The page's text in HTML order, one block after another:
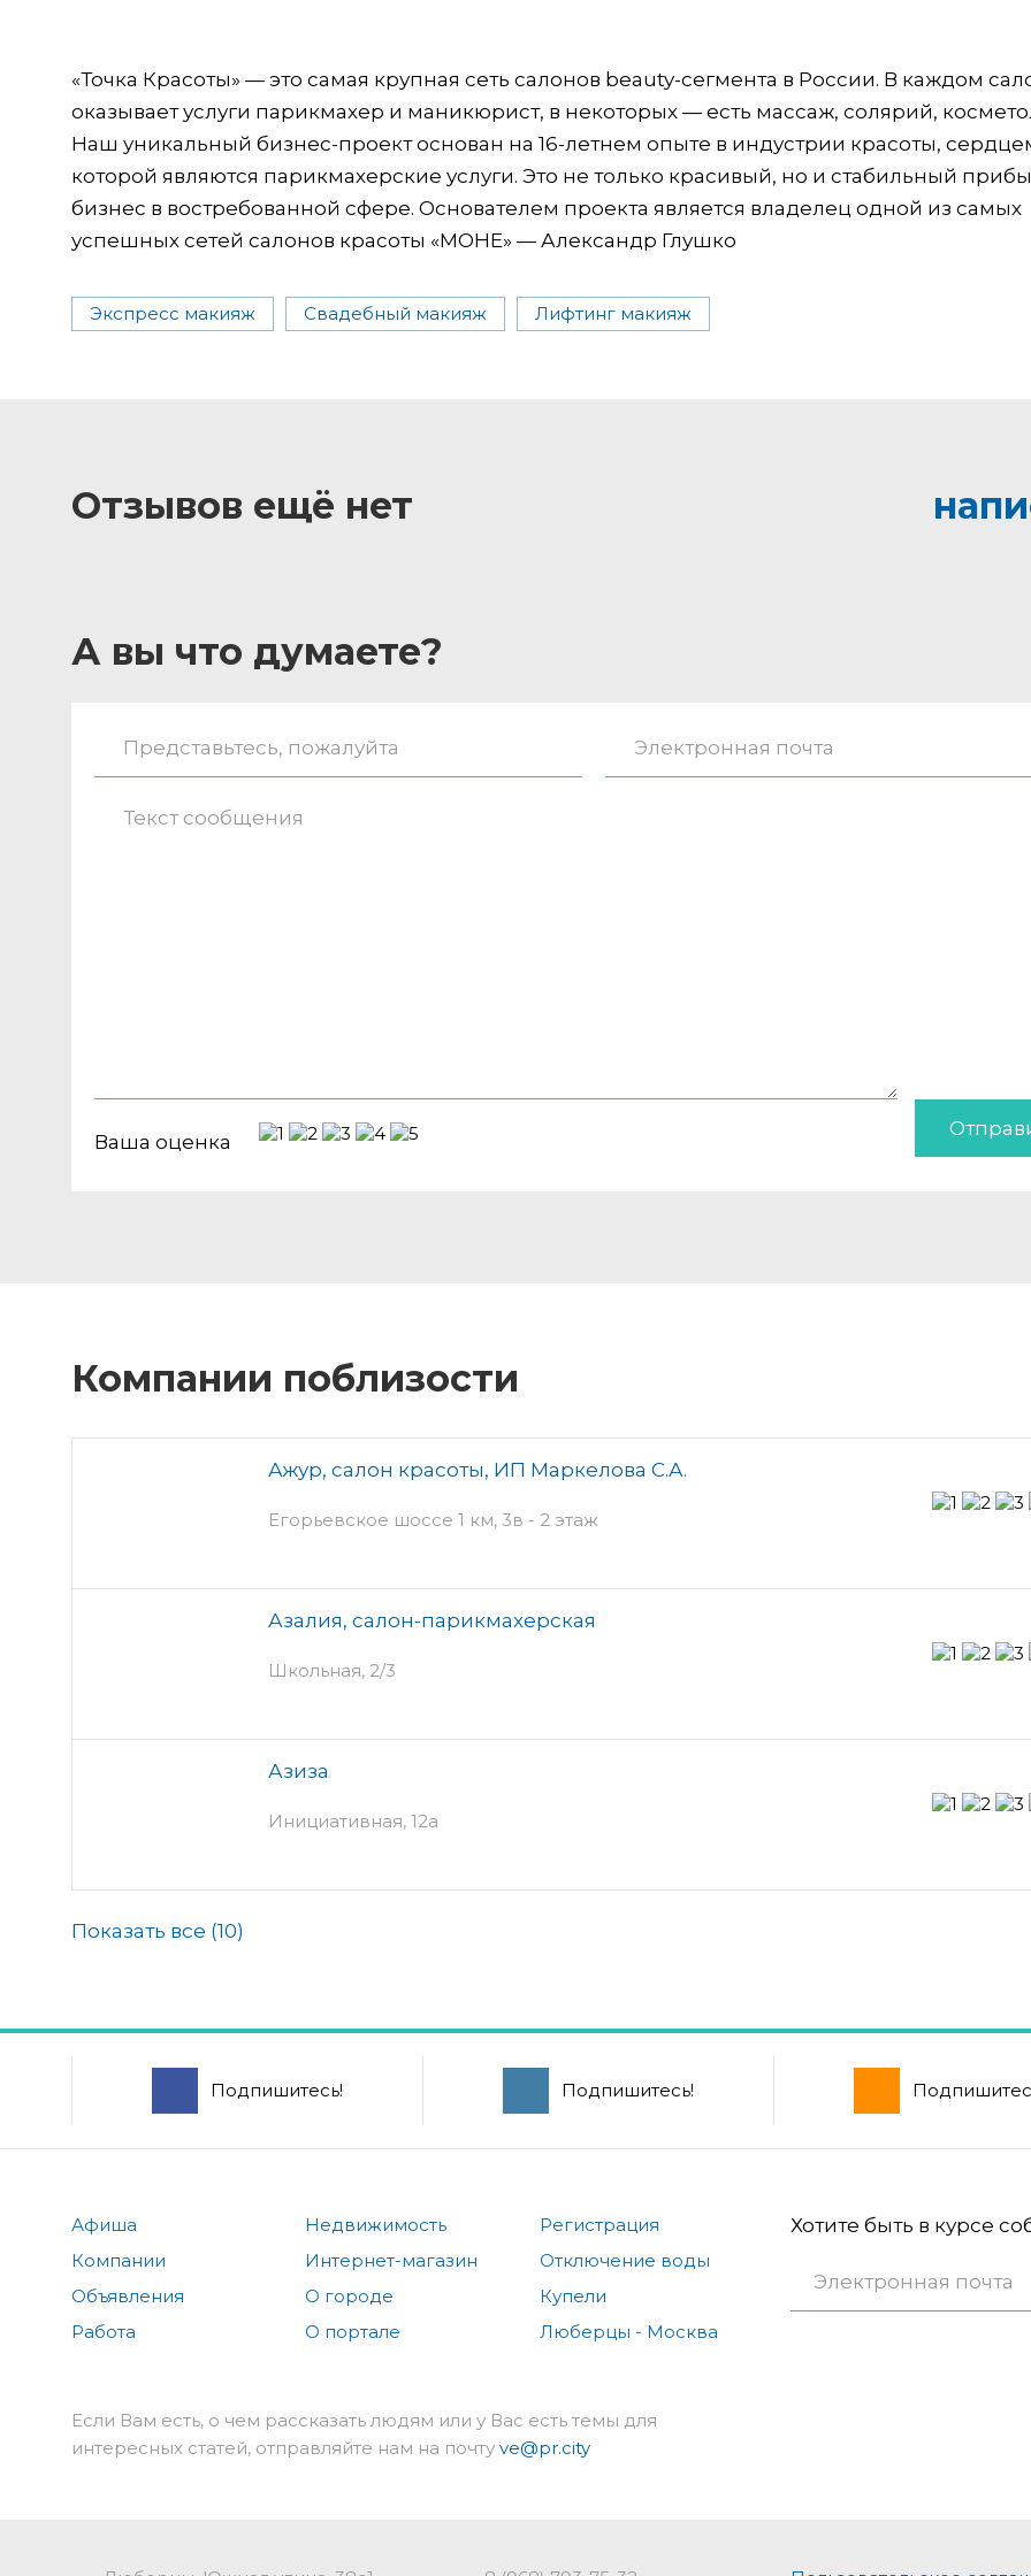
«Точка Красоты» — это самая крупная сеть салонов beauty-сегмента в России. В каждом
оказывает услуги парикмахер и маникюрист, в некоторых — есть массаж, солярий,
Наш уникальный бизнес-проект основан на 16-летнем опыте в индустрии красоты,
которой являются парикмахерские услуги. Это не только красивый, но и стабильный
бизнес в востребованной сфере. Основателем проекта является владелец одной из самых
успешных сетей салонов красоты «МOHE» — Александр Глушко
Экспресс макияж Свадебный макияж Лифтинг макияж
Отзывов ещё нет
А вы что думаете?
Ваша оценка
Компании поблизости
Ажур, салон красоты, ИП Маркелова С.А.
Егорьевское шоссе 1 км, 3в - 2 этаж
Азалия, салон-парикмахерская
Школьная, 2/3
Азиза
Инициативная, 12а
Показать все (10)
Подпишитесь! Подпишитесь!
Афиша
Компании
Объявления
Работа
Недвижимость
Интернет-магазин
О городе
О портале
Регистрация
Отключение воды
Купели
Люберцы - Москва
Хотите быть в курсе
Если Вам есть, о чем рассказать людям или у Вас есть темы для
интересных статей, отправляйте нам на почту ve@pr.city